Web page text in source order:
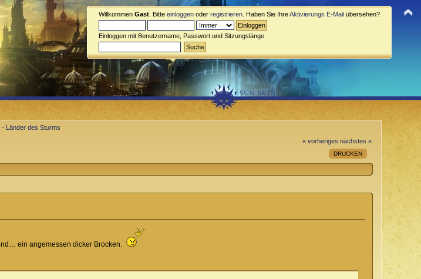
Willkommen Gast . Bitte einloggen oder registrieren . Haben Sie IhreAktivierungs E-Mail übersehen?
Einloggen mit Benutzername, Passwort und Sitzungslänge
- Länder des Sturms
« vorheriges nächstes »
DRUCKEN
ein angemessen dicker Brocken.